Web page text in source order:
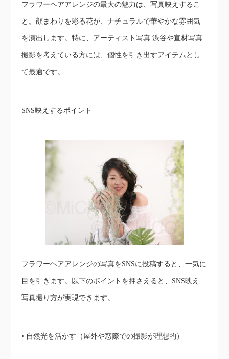
フラワーヘアアレンジの最大の魅力は、写真映えするこ
と。顔まわりを彩る花が、ナチュラルで華やかな雰囲気
を演出します。特に、アーティスト写真 渋谷や宣材写真
撮影を考えている方には、個性を引き出すアイテムとし
て最適です。
SNS映えするポイント
フラワーヘアアレンジの写真をSNSに投稿すると、一気に
目を引きます。以下のポイントを押さえると、SNS映え
写真撮り方が実現できます。
• 自然光を活かす（屋外や窓際での撮影が理想的）